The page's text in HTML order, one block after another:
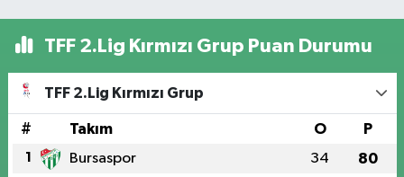
TFF 2.Lig Kırmızı Grup Puan Durumu
TFF 2.Lig Kırmızı Grup
# Takım O P
1 Bursaspor 34 80